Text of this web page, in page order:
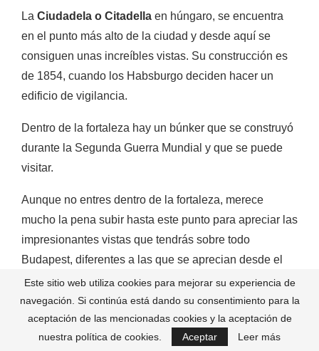
La Ciudadela o Citadella en húngaro, se encuentra
en el punto más alto de la ciudad y desde aquí se
consiguen unas increíbles vistas. Su construcción es
de 1854, cuando los Habsburgo deciden hacer un
edificio de vigilancia.
Dentro de la fortaleza hay un búnker que se construyó
durante la Segunda Guerra Mundial y que se puede
visitar.
Aunque no entres dentro de la fortaleza, merece
mucho la pena subir hasta este punto para apreciar las
impresionantes vistas que tendrás sobre todo
Budapest, diferentes a las que se aprecian desde el
Castillo de Buda o el Bastión de los Pescadores.
caminos en el monte Gellert por los que se puede
Este sitio web utiliza cookies para mejorar su experiencia de
navegación. Si continúa está dando su consentimiento para la
aceptación de las mencionadas cookies y la aceptación de
nuestra política de cookies.
Aceptar Leer más